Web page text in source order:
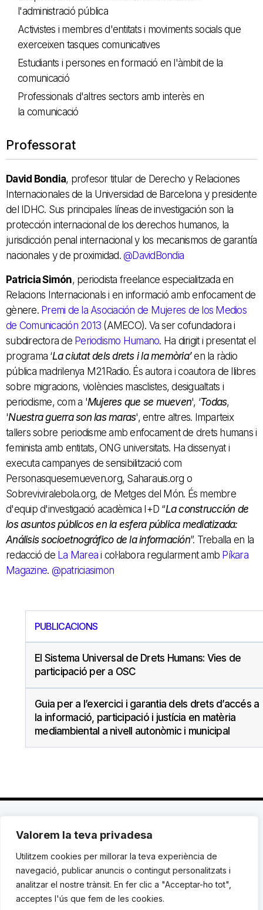
Valorem la teva privadesa
Utilitzem cookies per millorar la teva experiència de
navegació, publicar anuncis o contingut personalitzats i
analitzar el nostre trànsit. En fer clic a "Acceptar-ho tot",
acceptes l'ús que fem de les cookies.
l'administració pública
Activistes i membres d'entitats i moviments socials que
exerceixen tasques comunicatives
Estudiants i persones en formació en l'àmbit de la
comunicació
Professionals d'altres sectors amb interès en
la comunicació
Professorat
David Bondia, profesor titular de Derecho y Relaciones
Internacionales de la Universidad de Barcelona y presidente
del IDHC. Sus principales líneas de investigación son la
protección internacional de los derechos humanos, la
jurisdicción penal internacional y los mecanismos de garantía
nacionales y de proximidad. @DavidBondia
Patricia Simón, periodista freelance especialitzada en
Relacions Internacionals i en informació amb enfocament de
gènere. Premi de la Asociación de Mujeres de los Medios
de Comunicación 2013 (AMECO). Va ser cofundadora i
subdirectora de Periodismo Humano. Ha dirigit i presentat el
programa ‘La ciutat dels drets i la memòria’en la ràdio
pública madrilenya M21Radio. És autora i coautora de llibres
sobre migracions, violències masclistes, desigualtats i
periodisme, com a 'Mujeres que se mueven', ‘Todas,
'Nuestra guerra son las maras', entre altres. Imparteix
tallers sobre periodisme amb enfocament de drets humans i
feminista amb entitats, ONG universitats. Ha dissenyat i
executa campanyes de sensibilització com
Personasquesemueven.org, Saharauis.org o
Sobreviviralebola.org, de Metges del Món. És membre
d'equip d'investigació acadèmica I+D “La construcción de
los asuntos públicos en la esfera pública mediatizada:
Análisis socioetnográfico de la información”. Treballa en la
redacció de La Marea i col·labora regularment amb Píkara
Magazine. @patriciasimon
PUBLICACIONS
El Sistema Universal de Drets Humans: Vies de
participació per a OSC
Guia per a l’exercici i garantia dels drets d’accés a
la informació, participació i justícia en matèria
mediambiental a nivell autonòmic i municipal
C. Avinyó 44, 2n | 08002 Barcelona |
119 03 72|institut@idhc.org
© Institut de Drets Humans de Catalunya.